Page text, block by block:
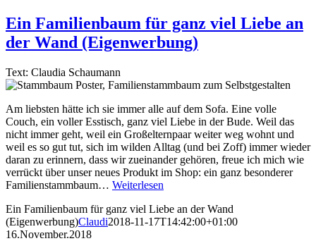
Ein Familienbaum für ganz viel Liebe an
der Wand (Eigenwerbung)
Text: Claudia Schaumann
Am liebsten hätte ich sie immer alle auf dem Sofa. Eine volle
Couch, ein voller Esstisch, ganz viel Liebe in der Bude. Weil das
nicht immer geht, weil ein Großelternpaar weiter weg wohnt und
weil es so gut tut, sich im wilden Alltag (und bei Zoff) immer wieder
daran zu erinnern, dass wir zueinander gehören, freue ich mich wie
verrückt über unser neues Produkt im Shop: ein ganz besonderer
Familienstammbaum… Weiterlesen
Ein Familienbaum für ganz viel Liebe an der Wand
(Eigenwerbung)Claudi2018-11-17T14:42:00+01:00
16.November.2018